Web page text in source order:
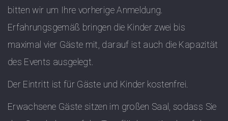
bitten wir um Ihre vorherige Anmeldung.
Erfahrungsgemäß bringen die Kinder zwei bis
maximal vier Gäste mit, darauf ist auch die Kapazität
des Events ausgelegt.
Der Eintritt ist für Gäste und Kinder kostenfrei.
Erwachsene Gäste sitzen im großen Saal, sodass Sie